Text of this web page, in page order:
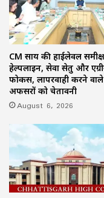
CM साय की हाईलेवल
हेल्पलाइन, सेवा सेतु और
फोकस, लापरवाही करने वाले
अफसरों को चेतावनी
August 6, 2026